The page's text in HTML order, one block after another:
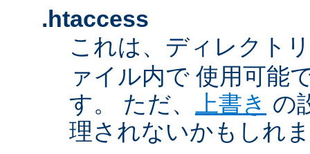
.htaccess
これは、ディレクトリ
ァイル内で 使用可能
す。 ただ、
上書き の
理されないかもしれ